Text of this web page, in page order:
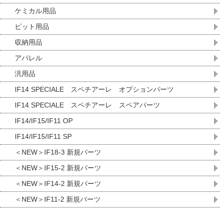
ケミカル用品
ピット用品
収納用品
アパレル
汎用品
IF14 SPECIALE スペチアーレ オプションパーツ
IF14 SPECIALE スペチアーレ スペアパーツ
IF14/IF15/IF11 OP
IF14/IF15/IF11 SP
＜NEW＞IF18-3 新規パーツ
＜NEW＞IF15-2 新規パーツ
＜NEW＞IF14-2 新規パーツ
＜NEW＞IF11-2 新規パーツ